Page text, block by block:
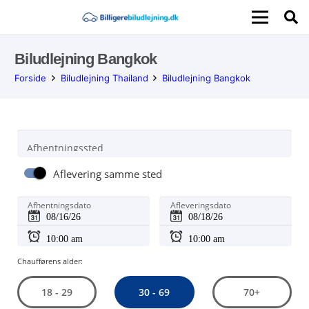
Biludlejning Bangkok
Forside Biludlejning Thailand Biludlejning Bangkok
Afhentningssted
Aflevering samme sted
Afhentningsdato Afleveringsdato
Chaufførens alder:
18 - 29 30 - 69 70+